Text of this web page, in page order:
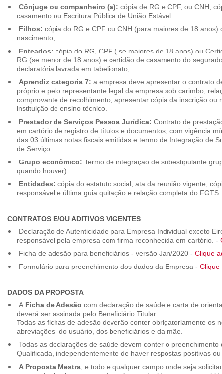
Cônjuge ou companheiro (a): cópia de RG e CPF, ou CNH,
casamento ou Escritura Pública de União Estável.
Filhos: cópia do RG e CPF ou CNH (para maiores de 18 anos)
nascimento;
Enteados: cópia do RG, CPF ( se maiores de 18 anos) ou
RG (se menor de 18 anos) e certidão de casamento do
declaratória lavrada em tabelionato;
Aprendiz categoria 7: a empresa deve apresentar o contrato
próprio e pelo representante legal da empresa sob carimbo,
comprovante de recolhimento, apresentar cópia da inscrição ou
instituição de ensino técnico.
Prestador de Serviços Pessoa Jurídica: Contrato de
em cartório de registro de títulos e documentos, com vigência
das 03 últimas notas fiscais emitidas e termo de Integração de
de Serviço.
Grupo econômico: Termo de integração de subestipulante
quando houver)
Entidades: cópia do estatuto social, ata da reunião vigente,
responsável e última guia quitação e relação completa do FGTS.
CONTRATOS E/OU ADITIVOS VIGENTES
Declaração de Autenticidade para Empresa Individual exceto
responsável pela empresa com firma reconhecida em cartório. -
Ficha de adesão para beneficiários - versão Jan/2020 - Clique
Formulário para preenchimento dos dados da Empresa - Clique
DADOS DA PROPOSTA
A Ficha de Adesão com declaração de saúde e carta de
deverá ser assinada pelo Beneficiário Titular.
Todas as fichas de adesão deverão conter obrigatoriamente os
abreviações: do usuário, dos beneficiários e da mãe.
Todas as declarações de saúde devem conter o preenchimento
Qualificada, independentemente de haver respostas positivas ou
A Proposta Mestra, e todo e qualquer campo onde seja